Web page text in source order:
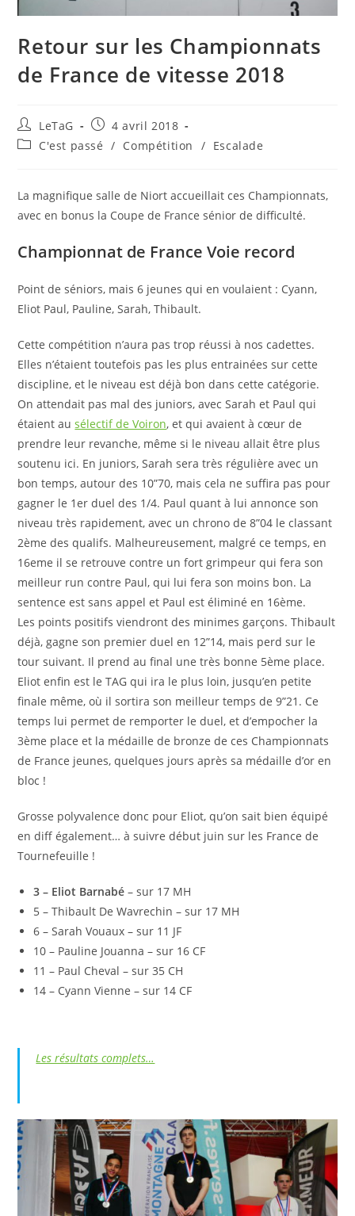
Retour sur les Championnats
de France de vitesse 2018
LeTaG
4 avril 2018
C'est passé / Compétition / Escalade
La magnifique salle de Niort accueillait ces Championnats,
avec en bonus la Coupe de France sénior de difficulté.
Championnat de France Voie record
Point de séniors, mais 6 jeunes qui en voulaient : Cyann,
Eliot Paul, Pauline, Sarah, Thibault.
Cette compétition n’aura pas trop réussi à nos cadettes.
Elles n’étaient toutefois pas les plus entrainées sur cette
discipline, et le niveau est déjà bon dans cette catégorie.
On attendait pas mal des juniors, avec Sarah et Paul qui
étaient ausélectif de Voiron, et qui avaient à cœur de
prendre leur revanche, même si le niveau allait être plus
soutenu ici. En juniors, Sarah sera très régulière avec un
bon temps, autour des 10”70, mais cela ne suffira pas pour
gagner le 1er duel des 1/4. Paul quant à lui annonce son
niveau très rapidement, avec un chrono de 8”04 le classant
2ème des qualifs. Malheureusement, malgré ce temps, en
16eme il se retrouve contre un fort grimpeur qui fera son
meilleur run contre Paul, qui lui fera son moins bon. La
sentence est sans appel et Paul est éliminé en 16ème.
Les points positifs viendront des minimes garçons. Thibault
déjà, gagne son premier duel en 12”14, mais perd sur le
tour suivant. Il prend au final une très bonne 5ème place.
Eliot enfin est le TAG qui ira le plus loin, jusqu’en petite
finale même, où il sortira son meilleur temps de 9”21. Ce
temps lui permet de remporter le duel, et d’empocher la
3ème place et la médaille de bronze de ces Championnats
de France jeunes, quelques jours après sa médaille d’or en
bloc !
Grosse polyvalence donc pour Eliot, qu’on sait bien équipé
en diff également… à suivre début juin sur les France de
Tournefeuille !
3 – Eliot Barnabé – sur 17 MH
5 – Thibault De Wavrechin – sur 17 MH
6 – Sarah Vouaux – sur 11 JF
10 – Pauline Jouanna – sur 16 CF
11 – Paul Cheval – sur 35 CH
14 – Cyann Vienne – sur 14 CF
Les résultats complets…